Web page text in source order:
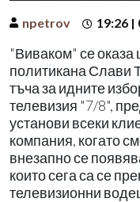
npetrov 19:26 |
"Виваком" се
политикана Слави
тъча за идните
телевизия "7/8",
установи всеки
компания, когато
внезапно се
които сега са се
телевизионни